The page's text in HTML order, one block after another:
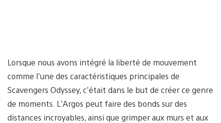
Lorsque nous avons intégré la liberté de mouvement
comme l’une des caractéristiques principales de
Scavengers Odyssey, c’était dans le but de créer ce genre
de moments. L’Argos peut faire des bonds sur des
distances incroyables, ainsi que grimper aux murs et aux